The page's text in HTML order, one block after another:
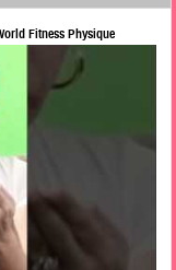
Fitness Physique